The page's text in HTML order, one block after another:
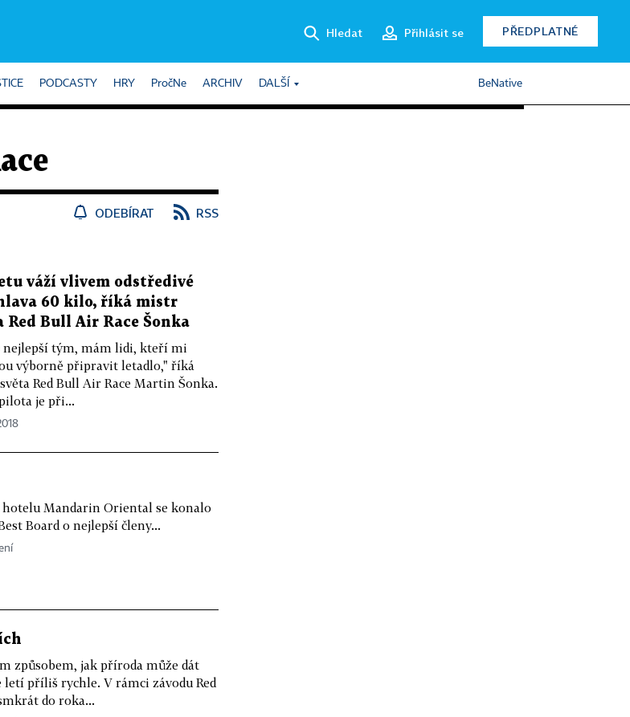
Hledat Přihlásit se PŘEDPLATNÉ
PODCASTY HRY PročNe ARCHIV DALŠÍ BeNative
ODEBÍRAT RSS
váží vlivem odstředivé
60 kilo, říká mistr
Red Bull Air Race Šonka
nejlepší tým, mám lidi, kteří mi
výborně připravit letadlo," říká
Red Bull Air Race Martin Šonka.
je při...
hotelu Mandarin Oriental se konalo
Board o nejlepší členy...
způsobem, jak příroda může dát
příliš rychle. V rámci závodu Red
do roka...